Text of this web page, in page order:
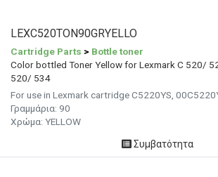
LEXC520TON90GRYELLO
Cartridge Parts > Bottle toner
Color bottled Toner Yellow for Lexmark C 520/
520/ 534
For use in Lexmark cartridge C5220YS,
Γραμμάρια: 90
Χρώμα: YELLOW
Συμβατότητα